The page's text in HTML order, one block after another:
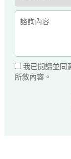
我已閱讀並同
所敘內容。